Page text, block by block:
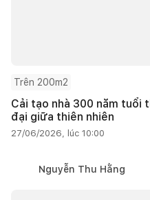
Trên 200m2
Cải tạo nhà 300 năm tuổi
đại giữa thiên nhiên
27/06/2026, lúc 10:00
Nguyễn Thu Hằng